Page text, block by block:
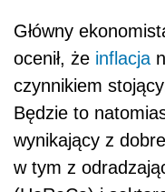
Główny
ocenił, że inflacja
czynnikiem
Będzie to
wynikający z
w tym z